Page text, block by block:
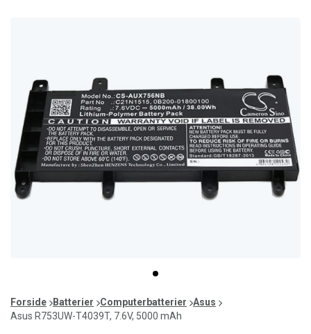
item
0
of
1
Forside Batterier Computerbatterier
Asus
Asus R753UW-T4039T, 7.6V, 5000 mAh